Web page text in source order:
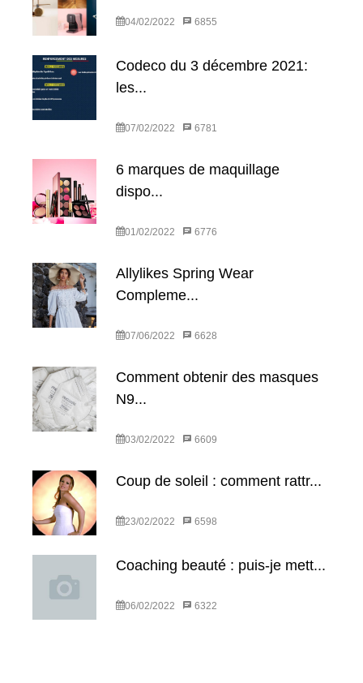
04/02/2022 6855
Codeco du 3 décembre 2021:
les...
07/02/2022 6781
6 marques de maquillage
dispo...
01/02/2022 6776
Allylikes Spring Wear
Compleme...
07/06/2022 6628
Comment obtenir des masques
N9...
03/02/2022 6609
Coup de soleil : comment rattr...
23/02/2022 6598
Coaching beauté : puis-je mett...
06/02/2022 6322